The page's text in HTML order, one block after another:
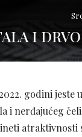
I
godini jeste
i nerđajućeg
atraktivnosti